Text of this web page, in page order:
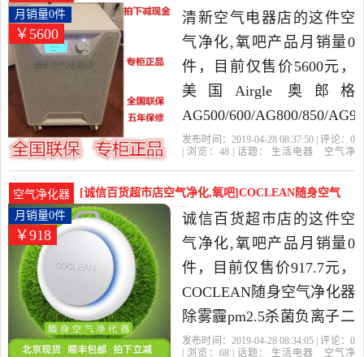
活电器当中性价比很高的
空气净化,氧吧，由江苏 南
京发货。
AG500/月销量0件仅售5600元
￥5600
月销量0件
清新空气电器店的这件空
气净化,氧吧产品月销量0
件，目前仅售价5600元，
美国Airgle 奥郎格
AG500/600/AG800/850/
空气净化器正品是2019年
电器当中性价比很高的空
气净化,氧吧，由北京发
货。
发布时间：2019-04-28 08:37:50 | 评论： 0
| 浏览： 48| 话题： 生活电器
空气净
空气净化器
[诚信百货超市店空气净化,氧吧]COCLEAN随身空气
净化器除雾霾p月销量0件仅售917.7元
￥918
月销量0件
诚信百货超市店的这件空
气净化,氧吧产品月销量0
件，目前仅售价917.7元，
COCLEAN随身空气净化器
除雾霾pm2.5杀菌负离子二
手烟顺丰包邮现货是2019
发布时间：2019-04-28 08:34:05 | 评论： 0
| 浏览： 68| 话题： 生活电器
空气净